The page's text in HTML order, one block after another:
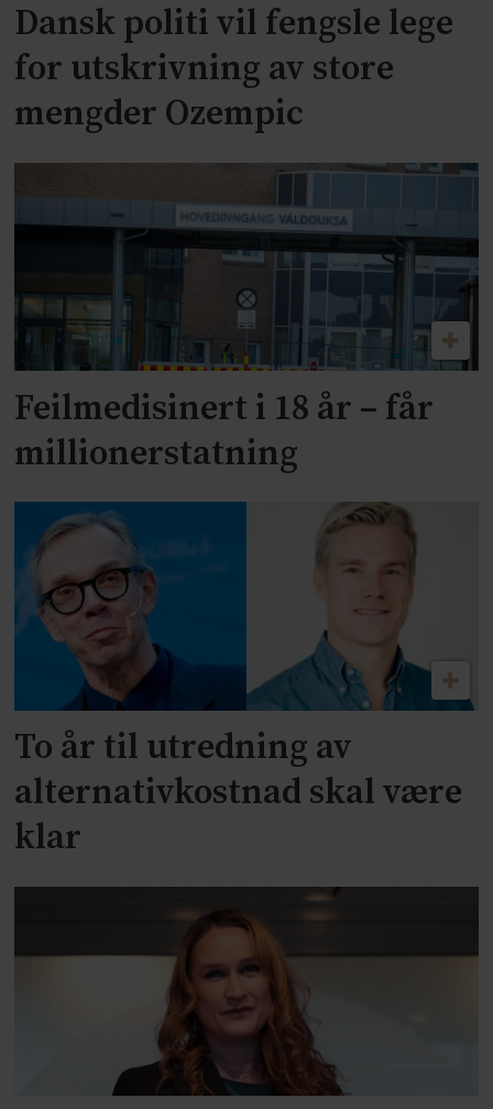
Dansk politi vil fengsle lege
for utskrivning av store
mengder Ozempic
Feilmedisinert i 18 år – får
millionerstatning
To år til utredning av
alternativkostnad skal være
klar